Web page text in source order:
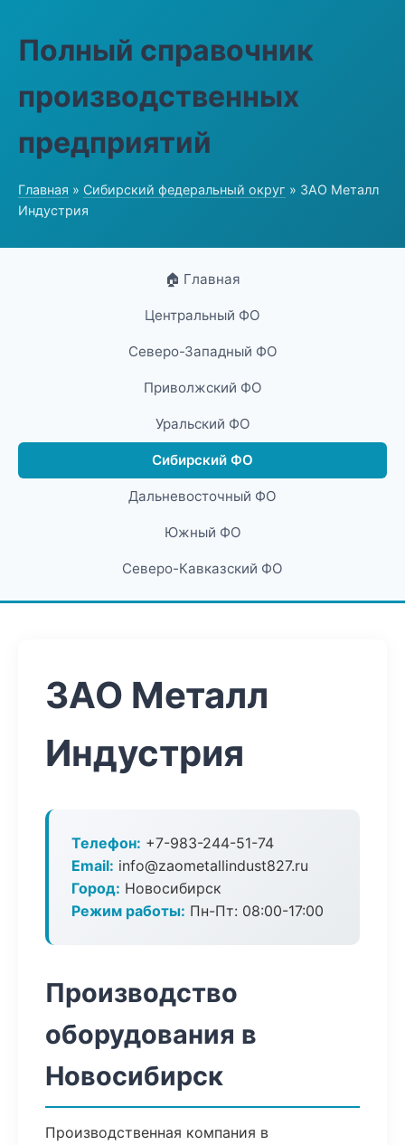
Полный справочник
производственных
предприятий
Главная » Сибирский федеральный округ » ЗАО Металл
Индустрия
🏠 Главная
Центральный ФО
Северо-Западный ФО
Приволжский ФО
Уральский ФО
Сибирский ФО
Дальневосточный ФО
Южный ФО
Северо-Кавказский ФО
ЗАО Металл
Индустрия
Телефон: +7-983-244-51-74
Email: info@zaometallindust827.ru
Город: Новосибирск
Режим работы: Пн-Пт: 08:00-17:00
Производство
оборудования в
Новосибирск
Производственная компания в